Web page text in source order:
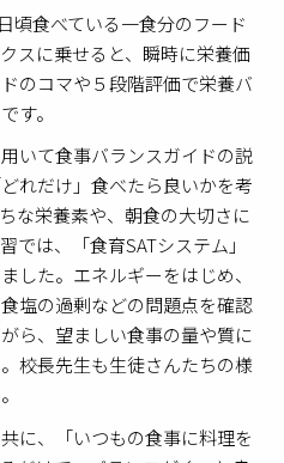
頃食べている一食分のフード
スに乗せると、瞬時に栄養価
のコマや５段階評価で栄養バ
す。
いて食事バランスガイドの説
れだけ」食べたら良いかを考
な栄養素や、朝食の大切さに
では、「食育SATシステム」
した。エネルギーをはじめ、
塩の過剰などの問題点を確認
ら、望ましい食事の量や質に
校長先生も生徒さんたちの様
に、「いつもの食事に料理を